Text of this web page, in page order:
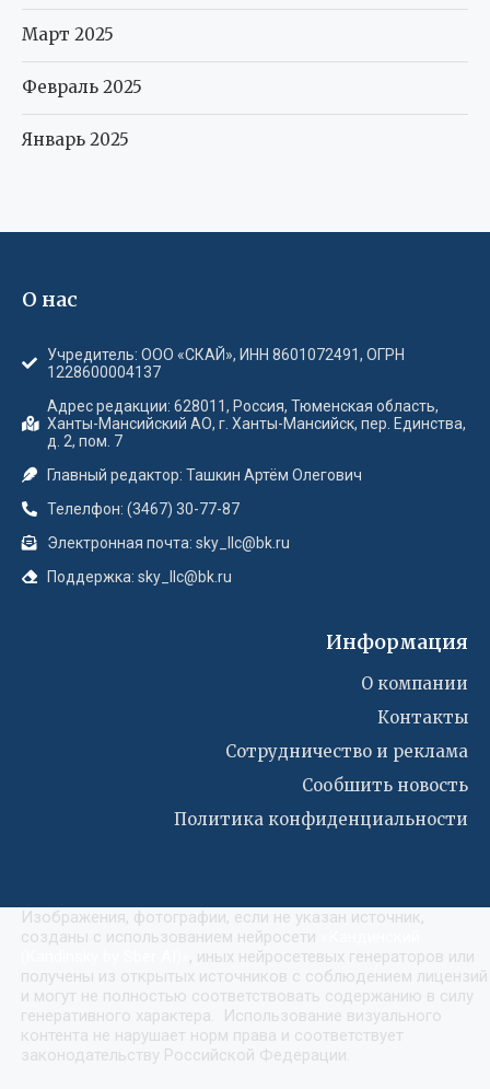
Март 2025
Февраль 2025
Январь 2025
О нас
Учредитель: ООО «СКАЙ», ИНН 8601072491, ОГРН
1228600004137
Адрес редакции: 628011, Россия, Тюменская область,
Ханты-Мансийский АО, г. Ханты-Мансийск, пер. Единства,
д. 2, пом. 7
Главный редактор: Ташкин Артём Олегович
Телелфон: (3467) 30-77-87
Электронная почта: sky_llc@bk.ru
Поддержка: sky_llc@bk.ru
Информация
О компании
Контакты
Сотрудничество и реклама
Сообшить новость
Политика конфиденциальности
Изображения, фотографии, если не указан источник,
созданы с использованием нейросети
, иных нейросетевых генераторов или
получены из открытых источников с соблюдением лицензий
и могут не полностью соответствовать содержанию в силу
генеративного характера. Использование визуального
контента не нарушает норм права и соответствует
законодательству Российской Федерации.